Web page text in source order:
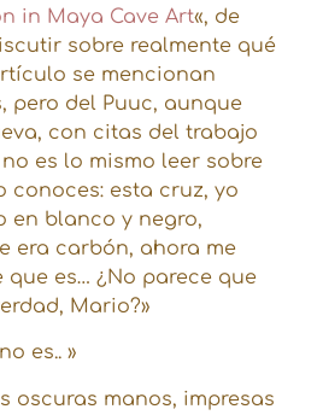
in Maya Cave Art«, de
sobre realmente qué
se mencionan
pero del Puuc, aunque
con citas del trabajo
es lo mismo leer sobre
conoces: esta cruz, yo
en blanco y negro,
era carbón, ahora me
es… ¿No parece que
Mario?»
es.. »
oscuras manos, impresas